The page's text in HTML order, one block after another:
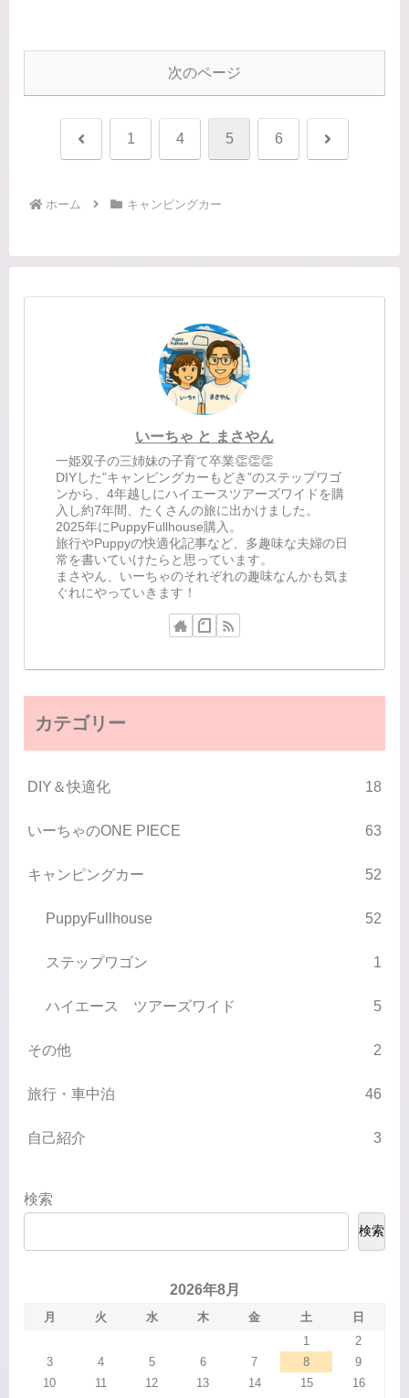
次のページ
前 1 4 5 6 次
ホーム キャンピングカー
いーちゃ と まさやん
一姫双子の三姉妹の子育て卒業👏👏👏
DIYした”キャンピングカーもどき”のステップワゴ
ンから、4年越しにハイエースツアーズワイドを購
入し約7年間、たくさんの旅に出かけました。
2025年にPuppyFullhouse購入。
旅行やPuppyの快適化記事など、多趣味な夫婦の日
常を書いていけたらと思っています。
まさやん、いーちゃのそれぞれの趣味なんかも気ま
ぐれにやっていきます！
カテゴリー
DIY＆快適化 18
いーちゃのONE PIECE 63
キャンピングカー 52
PuppyFullhouse 52
ステップワゴン 1
ハイエース ツアーズワイド 5
その他 2
旅行・車中泊 46
自己紹介 3
検索
検索
2026年8月
月 火 水 木 金 土
日
1
2
3
4 5 6 7 8
9
10
11 12 13 14 15
16